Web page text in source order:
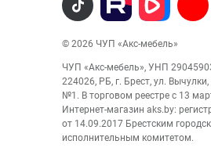
© 2026 ЧУП «Акс-мебель»
ЧУП «Акс-мебель», УНП
224026, РБ, г. Брест, ул.
№1. В торговом реестре с 13
Интернет-магазин aks.by:
от 14.09.2017 Брестским
исполнительным комитетом.